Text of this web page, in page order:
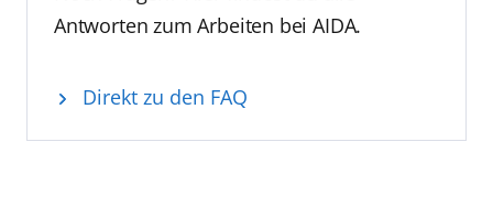
Antworten zum Arbeiten bei AIDA.
Direkt zu den FAQ